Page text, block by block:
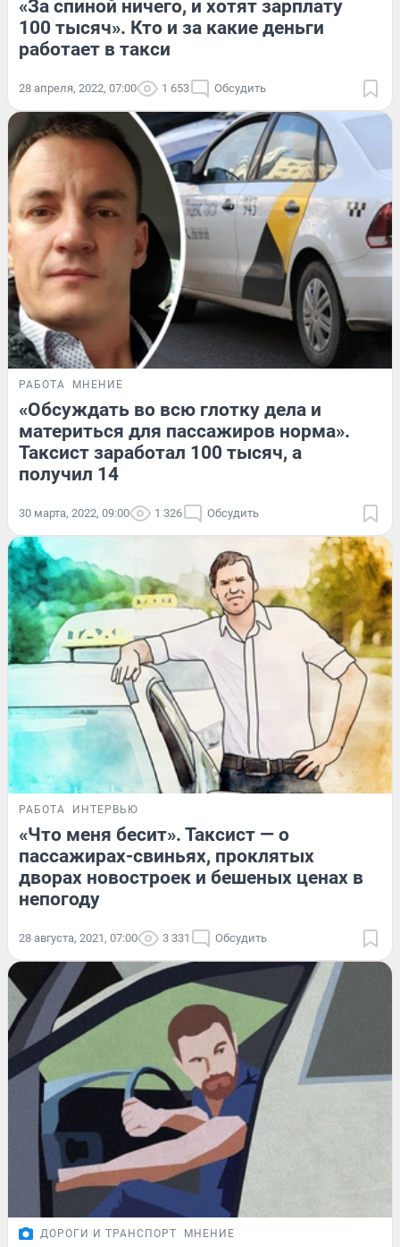
«За спиной ничего, и хотят зарплату
100 тысяч». Кто и за какие деньги
работает в такси
28 апреля, 2022, 07:00 1 653 Обсудить
РАБОТА МНЕНИЕ
«Обсуждать во всю глотку дела и
материться для пассажиров норма».
Таксист заработал 100 тысяч, а
получил 14
30 марта, 2022, 09:00 1 326 Обсудить
РАБОТА ИНТЕРВЬЮ
«Что меня бесит». Таксист — о
пассажирах-свиньях, проклятых
дворах новостроек и бешеных ценах в
непогоду
28 августа, 2021, 07:00 3 331 Обсудить
ДОРОГИ И ТРАНСПОРТ МНЕНИЕ